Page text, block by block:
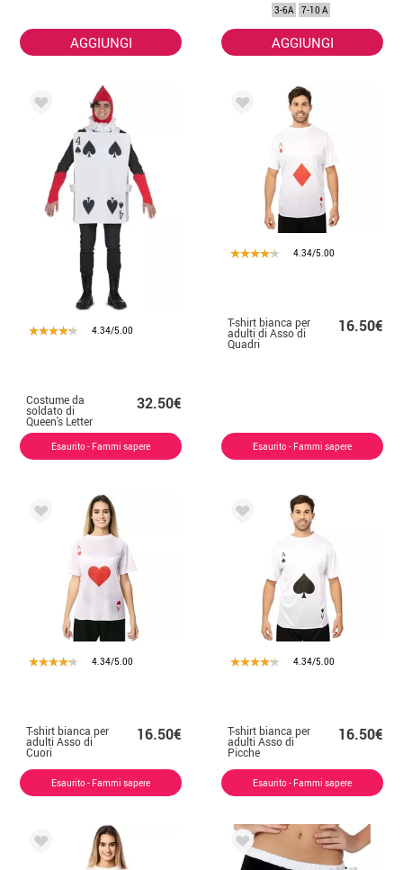
AGGIUNGI
3-6A 7-10 A
AGGIUNGI
4.34/5.00
Costume da
soldato di
Queen's Letter
Spades per uomo
32.50€
Esaurito - Fammi sapere
4.34/5.00
T-shirt bianca per
adulti di Asso di
Quadri
16.50€
Esaurito - Fammi sapere
4.34/5.00
T-shirt bianca per
adulti Asso di
Cuori
16.50€
Esaurito - Fammi sapere
4.34/5.00
T-shirt bianca per
adulti Asso di
Picche
16.50€
Esaurito - Fammi sapere